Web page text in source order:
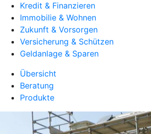
Kredit & Finanzieren
Immobilie & Wohnen
Zukunft & Vorsorgen
Versicherung & Schützen
Geldanlage & Sparen
Übersicht
Beratung
Produkte